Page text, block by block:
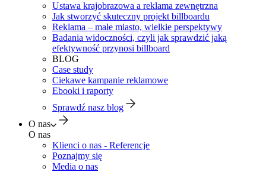
Ustawa krajobrazowa a reklama zewnętrzna
Jak stworzyć skuteczny projekt billboardu
Reklama – małe miasto, wielkie perspektywy
Badania widoczności, czyli jak sprawdzić jaką
efektywność przynosi billboard
BLOG
Case study
Ciekawe kampanie reklamowe
Ebooki i raporty
Sprawdź nasz blog
O nas
O nas
Klienci o nas - Referencje
Poznajmy się
Media o nas